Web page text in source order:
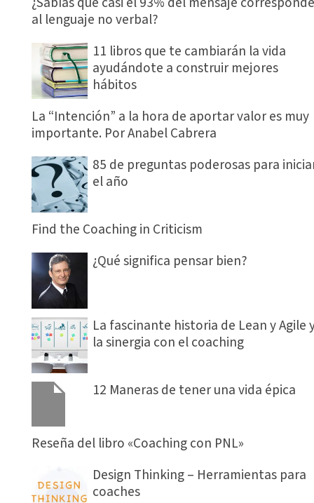
al lenguaje no verbal?
11 libros que te cambiarán la vida
ayudándote a construir mejores
hábitos
La “Intención” a la hora de aportar valor es muy
importante. Por Anabel Cabrera
85 de preguntas poderosas para
el año
Find the Coaching in Criticism
¿Qué significa pensar bien?
La fascinante historia de Lean y Agile
la sinergia con el coaching
12 Maneras de tener una vida épica
Reseña del libro «Coaching con PNL»
Design Thinking – Herramientas para
coaches